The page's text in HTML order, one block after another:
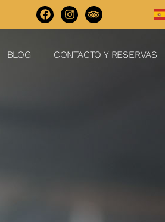
BLOG CONTACTO Y RESERVAS